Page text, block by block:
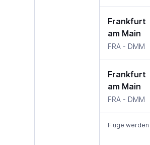
Frankfurt
am Main
FRA- DMM
Frankfurt
am Main
FRA- DMM
Flüge